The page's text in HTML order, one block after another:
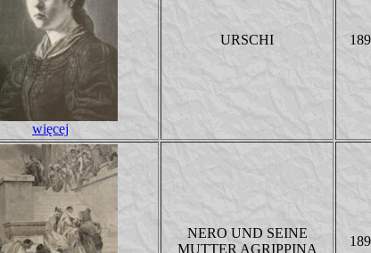
więcej
URSCHI
NERO UND SEINE
MUTTER AGRIPPINA